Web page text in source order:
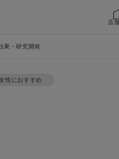
店
性におすすめ
果・研究開発